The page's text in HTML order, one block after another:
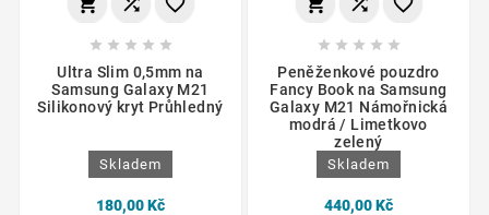
    
Ultra Slim 0,5mm na
Samsung Galaxy M21
Silikonový kryt Průhledný
Skladem
180,00 Kč
    
Peněženkové pouzdro
Fancy Book na Samsung
Galaxy M21 Námořnická
modrá / Limetkovo
zelený
Skladem
440,00 Kč